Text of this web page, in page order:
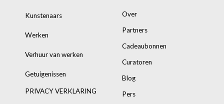
Kunstenaars
Werken
Verhuur van werken
Getuigenissen
PRIVACY VERKLARING
Over
Partners
Cadeaubonnen
Curatoren
Blog
Pers